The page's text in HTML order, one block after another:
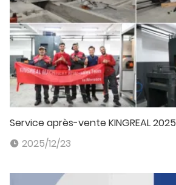
Service après-vente KINGREAL 2025
2025/12/23